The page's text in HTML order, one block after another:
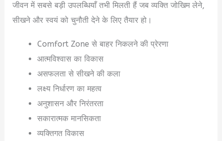
जीवन में सबसे बड़ी उपलब्धियाँ तभी मिलती हैं जब व्यक्ति जोखिम लेने,
सीखने और स्वयं को चुनौती देने के लिए तैयार हो।
Comfort Zone से बाहर निकलने की प्रेरणा
आत्मविश्वास का विकास
असफलता से सीखने की कला
लक्ष्य निर्धारण का महत्व
अनुशासन और निरंतरता
सकारात्मक मानसिकता
व्यक्तिगत विकास